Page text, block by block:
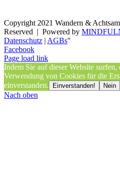
Copyright 2021 Wandern &
Reserved | Powered by
Datenschutz | AGBs"
Facebook
Page load link
Indem Sie auf dieser Website
Verwendung von Cookies für die
einverstanden.
Einverstanden! Nein
Nach oben